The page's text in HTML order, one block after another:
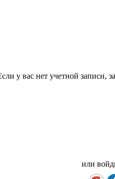
у вас нет учетной записи,
или